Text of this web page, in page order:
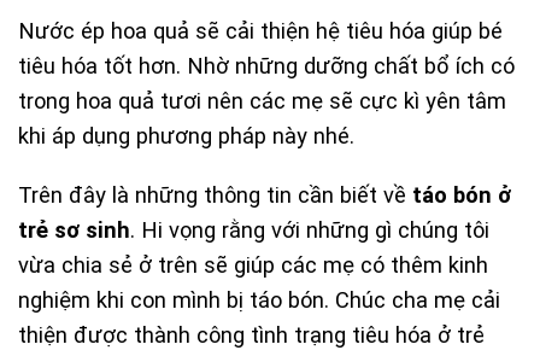
Nước ép hoa quả sẽ cải thiện hệ tiêu hóa giúp bé
tiêu hóa tốt hơn. Nhờ những dưỡng chất bổ ích có
trong hoa quả tươi nên các mẹ sẽ cực kì yên tâm
khi áp dụng phương pháp này nhé.
Trên đây là những thông tin cần biết về táo bón ở
trẻ sơ sinh. Hi vọng rằng với những gì chúng tôi
vừa chia sẻ ở trên sẽ giúp các mẹ có thêm kinh
nghiệm khi con mình bị táo bón. Chúc cha mẹ cải
thiện được thành công tình trạng tiêu hóa ở trẻ